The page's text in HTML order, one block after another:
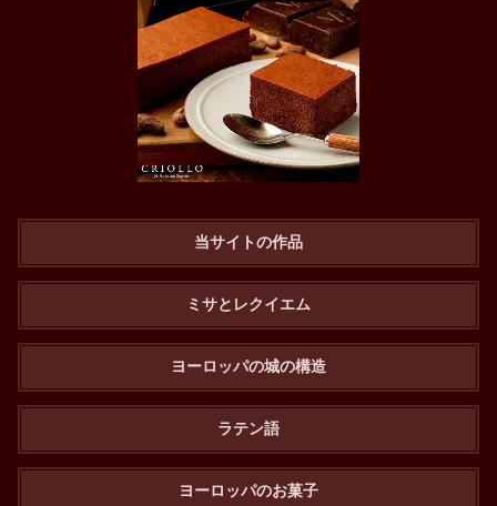
当サイトの作品
ミサとレクイエム
ヨーロッパの城の構造
ラテン語
ヨーロッパのお菓子